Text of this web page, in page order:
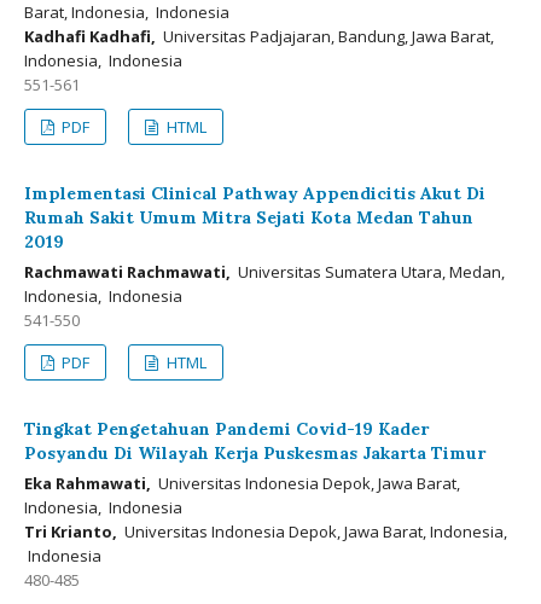
Barat, Indonesia, Indonesia
Kadhafi Kadhafi, Universitas Padjajaran, Bandung, Jawa Barat,
Indonesia, Indonesia
551-561
PDF
HTML
Implementasi Clinical Pathway Appendicitis Akut Di
Rumah Sakit Umum Mitra Sejati Kota Medan Tahun
2019
Rachmawati Rachmawati, Universitas Sumatera Utara, Medan,
Indonesia, Indonesia
541-550
PDF
HTML
Tingkat Pengetahuan Pandemi Covid-19 Kader
Posyandu Di Wilayah Kerja Puskesmas Jakarta Timur
Eka Rahmawati, Universitas Indonesia Depok, Jawa Barat,
Indonesia, Indonesia
Tri Krianto, Universitas Indonesia Depok, Jawa Barat, Indonesia,
Indonesia
480-485